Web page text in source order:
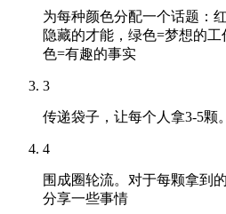
为每种颜色分配一个话题：
隐藏的才能，绿色=梦想的
色=有趣的事实
3
传递袋子，让每个人拿3-5颗
4
围成圈轮流。对于每颗拿到
分享一些事情